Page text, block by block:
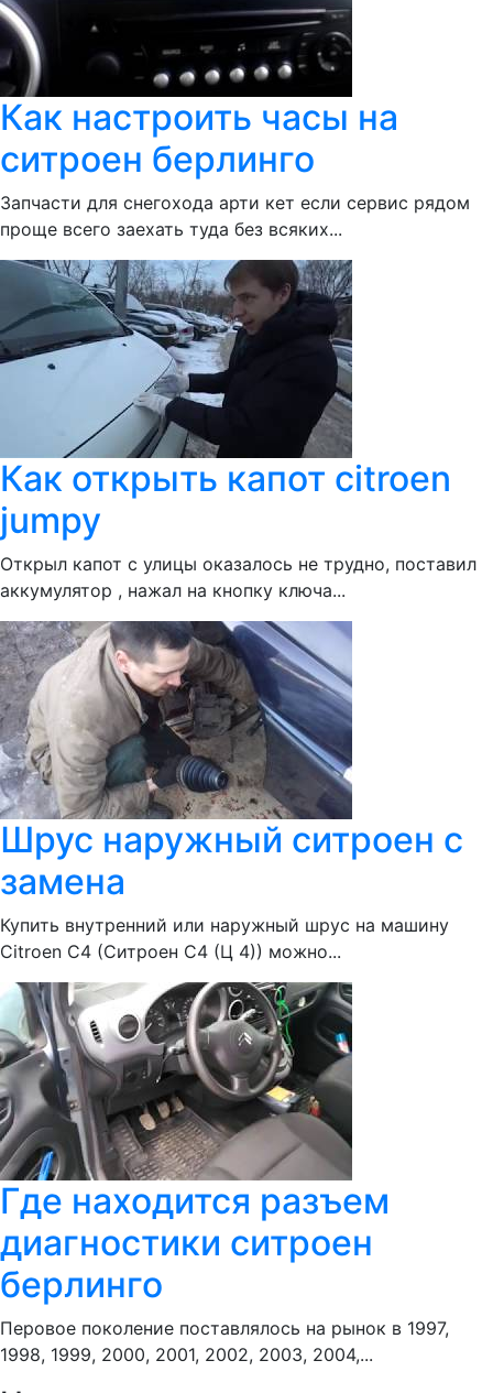
Как настроить часы на
ситроен берлинго
Запчасти для снегохода арти кет если сервис рядом
проще всего заехать туда без всяких...
Как открыть капот citroen
jumpy
Открыл капот с улицы оказалось не трудно, поставил
аккумулятор , нажал на кнопку ключа...
Шрус наружный ситроен с
замена
Купить внутренний или наружный шрус на машину
Citroen С4 (Ситроен С4 (Ц 4)) можно...
Где находится разъем
диагностики ситроен
берлинго
Перовое поколение поставлялось на рынок в 1997,
1998, 1999, 2000, 2001, 2002, 2003, 2004,...